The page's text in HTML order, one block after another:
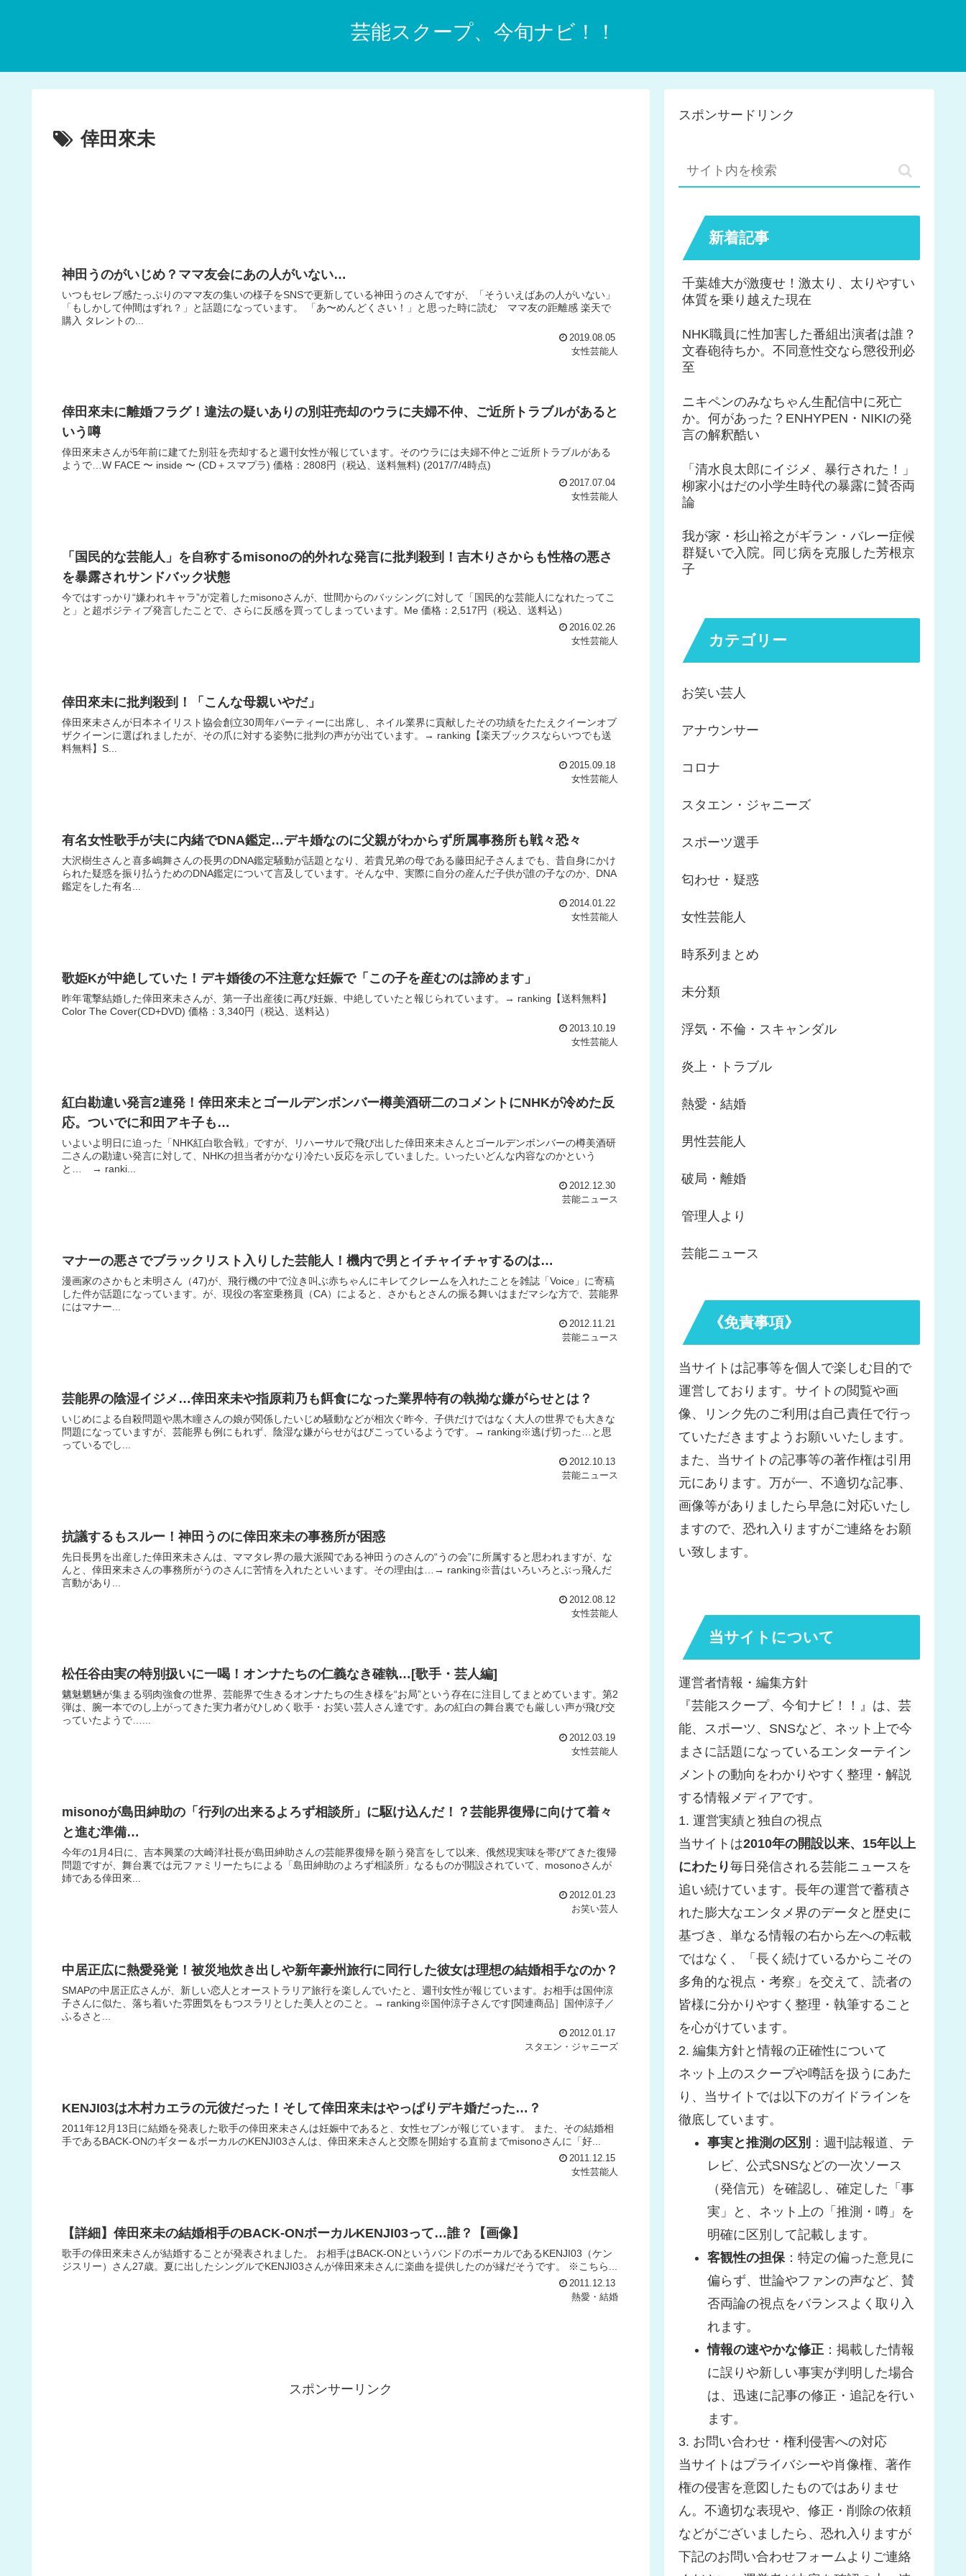
芸能スクープ、今旬ナビ！！
倖田來未
神田うのがいじめ？ママ友会にあの人がいない…
いつもセレブ感たっぷりのママ友の集いの様子をSNSで更新している神田うのさんですが、「そういえばあの人がいない」
「もしかして仲間はずれ？」と話題になっています。 「あ〜めんどくさい！」と思った時に読む ママ友の距離感 楽天で
購入 タレントの...
2019.08.05
女性芸能人
倖田來未に離婚フラグ！違法の疑いありの別荘売却のウラに夫婦不仲、ご近所トラブルがあると
いう噂
倖田來未さんが5年前に建てた別荘を売却すると週刊女性が報じています。そのウラには夫婦不仲とご近所トラブルがある
ようで…W FACE 〜 inside 〜 (CD＋スマプラ) 価格：2808円（税込、送料無料) (2017/7/4時点)
2017.07.04
女性芸能人
「国民的な芸能人」を自称するmisonoの的外れな発言に批判殺到！吉木りさからも性格の悪さ
を暴露されサンドバック状態
今ではすっかり“嫌われキャラ”が定着したmisonoさんが、世間からのバッシングに対して「国民的な芸能人になれたってこ
と」と超ポジティブ発言したことで、さらに反感を買ってしまっています。Me 価格：2,517円（税込、送料込）
2016.02.26
女性芸能人
倖田來未に批判殺到！「こんな母親いやだ」
倖田來未さんが日本ネイリスト協会創立30周年パーティーに出席し、ネイル業界に貢献したその功績をたたえクイーンオブ
ザクイーンに選ばれましたが、その爪に対する姿勢に批判の声がが出ています。→ ranking【楽天ブックスならいつでも送
料無料】S...
2015.09.18
女性芸能人
有名女性歌手が夫に内緒でDNA鑑定…デキ婚なのに父親がわからず所属事務所も戦々恐々
大沢樹生さんと喜多嶋舞さんの長男のDNA鑑定騒動が話題となり、若貴兄弟の母である藤田紀子さんまでも、昔自身にかけ
られた疑惑を振り払うためのDNA鑑定について言及しています。そんな中、実際に自分の産んだ子供が誰の子なのか、DNA
鑑定をした有名...
2014.01.22
女性芸能人
歌姫Kが中絶していた！デキ婚後の不注意な妊娠で「この子を産むのは諦めます」
昨年電撃結婚した倖田來未さんが、第一子出産後に再び妊娠、中絶していたと報じられています。→ ranking【送料無料】
Color The Cover(CD+DVD) 価格：3,340円（税込、送料込）
2013.10.19
女性芸能人
紅白勘違い発言2連発！倖田來未とゴールデンボンバー樽美酒研二のコメントにNHKが冷めた反
応。ついでに和田アキ子も…
いよいよ明日に迫った「NHK紅白歌合戦」ですが、リハーサルで飛び出した倖田來未さんとゴールデンボンバーの樽美酒研
二さんの勘違い発言に対して、NHKの担当者がかなり冷たい反応を示していました。いったいどんな内容なのかという
と… → ranki...
2012.12.30
芸能ニュース
マナーの悪さでブラックリスト入りした芸能人！機内で男とイチャイチャするのは…
漫画家のさかもと未明さん（47)が、飛行機の中で泣き叫ぶ赤ちゃんにキレてクレームを入れたことを雑誌「Voice」に寄稿
した件が話題になっています。が、現役の客室乗務員（CA）によると、さかもとさんの振る舞いはまだマシな方で、芸能界
にはマナー...
2012.11.21
芸能ニュース
芸能界の陰湿イジメ…倖田來未や指原莉乃も餌食になった業界特有の執拗な嫌がらせとは？
いじめによる自殺問題や黒木瞳さんの娘が関係したいじめ騒動などが相次ぐ昨今、子供だけではなく大人の世界でも大きな
問題になっていますが、芸能界も例にもれず、陰湿な嫌がらせがはびこっているようです。→ ranking※逃げ切った…と思
っているでし...
2012.10.13
芸能ニュース
抗議するもスルー！神田うのに倖田來未の事務所が困惑
先日長男を出産した倖田來未さんは、ママタレ界の最大派閥である神田うのさんの“うの会”に所属すると思われますが、な
んと、倖田來未さんの事務所がうのさんに苦情を入れたといいます。その理由は…→ ranking※昔はいろいろとぶっ飛んだ
言動があり...
2012.08.12
女性芸能人
松任谷由実の特別扱いに一喝！オンナたちの仁義なき確執…[歌手・芸人編]
魑魅魍魎が集まる弱肉強食の世界、芸能界で生きるオンナたちの生き様を“お局”という存在に注目してまとめています。第2
弾は、腕一本でのし上がってきた実力者がひしめく歌手・お笑い芸人さん達です。あの紅白の舞台裏でも厳しい声が飛び交
っていたようで…...
2012.03.19
女性芸能人
misonoが島田紳助の「行列の出来るよろず相談所」に駆け込んだ！？芸能界復帰に向けて着々
と進む準備…
今年の1月4日に、吉本興業の大崎洋社長が島田紳助さんの芸能界復帰を願う発言をして以来、俄然現実味を帯びてきた復帰
問題ですが、舞台裏では元ファミリーたちによる「島田紳助のよろず相談所」なるものが開設されていて、mosonoさんが
姉である倖田來...
2012.01.23
お笑い芸人
中居正広に熱愛発覚！被災地炊き出しや新年豪州旅行に同行した彼女は理想の結婚相手なのか？
SMAPの中居正広さんが、新しい恋人とオーストラリア旅行を楽しんでいたと、週刊女性が報じています。お相手は国仲涼
子さんに似た、落ち着いた雰囲気をもつスラリとした美人とのこと。→ ranking※国仲涼子さんです[関連商品］国仲涼子／
ふるさと...
2012.01.17
スタエン・ジャニーズ
KENJI03は木村カエラの元彼だった！そして倖田來未はやっぱりデキ婚だった…？
2011年12月13日に結婚を発表した歌手の倖田來未さんは妊娠中であると、女性セブンが報じています。 また、その結婚相
手であるBACK-ONのギター＆ボーカルのKENJI03さんは、倖田來未さんと交際を開始する直前までmisonoさんに「好...
2011.12.15
女性芸能人
【詳細】倖田來未の結婚相手のBACK-ONボーカルKENJI03って…誰？【画像】
歌手の倖田來未さんが結婚することが発表されました。 お相手はBACK-ONというバンドのボーカルであるKENJI03（ケン
ジスリー）さん27歳。夏に出したシングルでKENJI03さんが倖田來未さんに楽曲を提供したのが縁だそうです。 ※こちら...
2011.12.13
熱愛・結婚
スポンサーリンク
スポンサードリンク
新着記事
千葉雄大が激痩せ！激太り、太りやすい
体質を乗り越えた現在
NHK職員に性加害した番組出演者は誰？
文春砲待ちか。不同意性交なら懲役刑必
至
ニキペンのみなちゃん生配信中に死亡
か。何があった？ENHYPEN・NIKIの発
言の解釈酷い
「清水良太郎にイジメ、暴行された！」
柳家小はだの小学生時代の暴露に賛否両
論
我が家・杉山裕之がギラン・バレー症候
群疑いで入院。同じ病を克服した芳根京
子
カテゴリー
お笑い芸人
アナウンサー
コロナ
スタエン・ジャニーズ
スポーツ選手
匂わせ・疑惑
女性芸能人
時系列まとめ
未分類
浮気・不倫・スキャンダル
炎上・トラブル
熱愛・結婚
男性芸能人
破局・離婚
管理人より
芸能ニュース
《免責事項》
当サイトは記事等を個人で楽しむ目的で
運営しております。サイトの閲覧や画
像、リンク先のご利用は自己責任で行っ
ていただきますようお願いいたします。
また、当サイトの記事等の著作権は引用
元にあります。万が一、不適切な記事、
画像等がありましたら早急に対応いたし
ますので、恐れ入りますがご連絡をお願
い致します。
当サイトについて
運営者情報・編集方針
『芸能スクープ、今旬ナビ！！』は、芸
能、スポーツ、SNSなど、ネット上で今
まさに話題になっているエンターテイン
メントの動向をわかりやすく整理・解説
する情報メディアです。
1. 運営実績と独自の視点
当サイトは2010年の開設以来、15年以上
にわたり毎日発信される芸能ニュースを
追い続けています。長年の運営で蓄積さ
れた膨大なエンタメ界のデータと歴史に
基づき、単なる情報の右から左への転載
ではなく、「長く続けているからこその
多角的な視点・考察」を交えて、読者の
皆様に分かりやすく整理・執筆すること
を心がけています。
2. 編集方針と情報の正確性について
ネット上のスクープや噂話を扱うにあた
り、当サイトでは以下のガイドラインを
徹底しています。
事実と推測の区別 ：週刊誌報道、テ
レビ、公式SNSなどの一次ソース
（発信元）を確認し、確定した「事
実」と、ネット上の「推測・噂」を
明確に区別して記載します。
客観性の担保 ：特定の偏った意見に
偏らず、世論やファンの声など、賛
否両論の視点をバランスよく取り入
れます。
情報の速やかな修正 ：掲載した情報
に誤りや新しい事実が判明した場合
は、迅速に記事の修正・追記を行い
ます。
3. お問い合わせ・権利侵害への対応
当サイトはプライバシーや肖像権、著作
権の侵害を意図したものではありませ
ん。不適切な表現や、修正・削除の依頼
などがございましたら、恐れ入りますが
下記のお問い合わせフォームよりご連絡